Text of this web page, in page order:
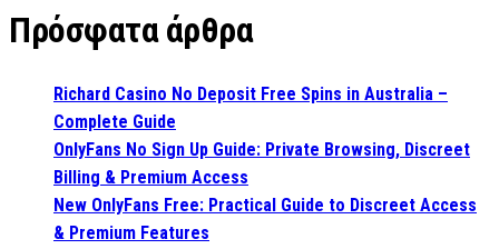
Πρόσφατα άρθρα
Richard Casino No Deposit Free Spins in Australia –
Complete Guide
OnlyFans No Sign Up Guide: Private Browsing, Discreet
Billing & Premium Access
New OnlyFans Free: Practical Guide to Discreet Access
& Premium Features